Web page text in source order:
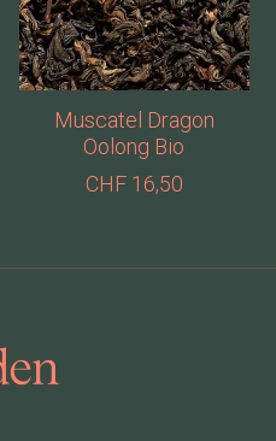
Muscatel Dragon
Oolong Bio
CHF 16,50